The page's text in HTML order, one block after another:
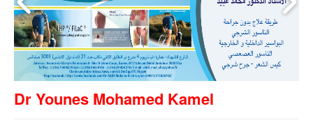
Dr Younes Mohamed Kamel